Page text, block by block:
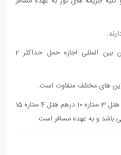
در فرودگاه‎های دبی، مسافران بین المللی اجازه حمل حداکثر 2
های مختلف متفاوت است.
توریست شارژ هر شب هر اتاق هتل 3 ستاره 10 درهم هتل 4 ستاره 15